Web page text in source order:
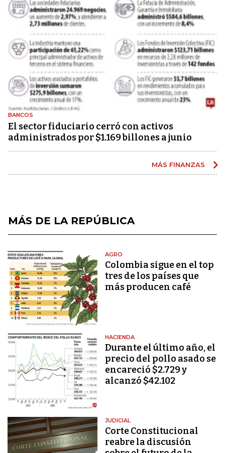
BANCOS
El sector fiduciario cerró con activos
administrados por $1.169 billones a junio
MÁS FINANZAS
MÁS DE LA REPÚBLICA
AGRO
Colombia sigue en el top
tres de los países que
más producen café
HACIENDA
Durante el último año, el
precio del pollo asado se
encareció $2.729 y
alcanzó $42.102
JUDICIAL
Corte Constitucional
reabre la discusión